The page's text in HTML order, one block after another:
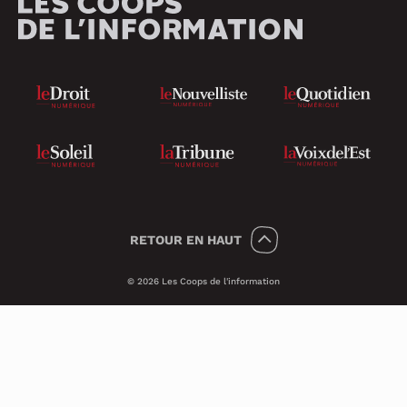
RETOUR EN HAUT
© 2026 Les Coops de l'information